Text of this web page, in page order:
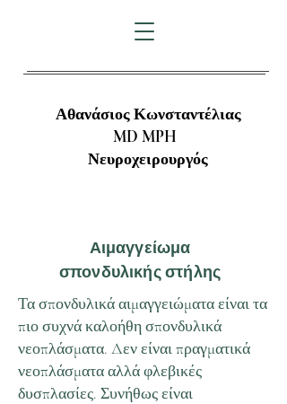
Αθανάσιος Κωνσταντέλιας
MD MPH
Νευροχειρουργός
Αιμαγγείωμα
σπονδυλικής στήλης
Τα σπονδυλικά αιμαγγειώματα είναι τα
πιο συχνά καλοήθη σπονδυλικά
νεοπλάσματα. Δεν είναι πραγματικά
νεοπλάσματα αλλά φλεβικές
δυσπλασίες. Συνήθως είναι